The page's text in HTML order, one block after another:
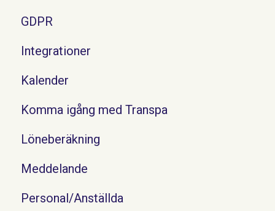
GDPR
Integrationer
Kalender
Komma igång med Transpa
Löneberäkning
Meddelande
Personal/Anställda